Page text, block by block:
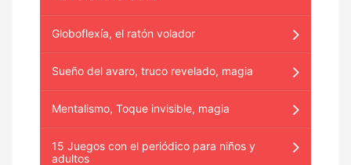
Globoflexía, el ratón volador
Sueño del avaro, truco revelado, magia
Mentalismo, Toque invisible, magia
15 Juegos con el periódico para niños y
adultos